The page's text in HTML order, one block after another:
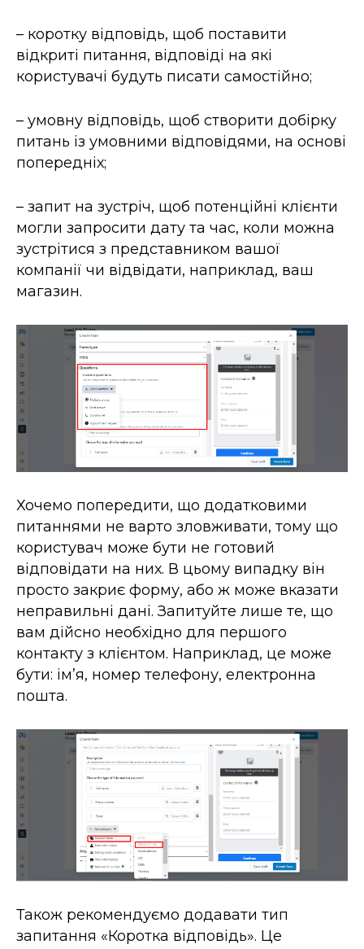
– коротку відповідь, щоб поставити
відкриті питання, відповіді на які
користувачі будуть писати самостійно;
– умовну відповідь, щоб створити добірку
питань із умовними відповідями, на основі
попередніх;
– запит на зустріч, щоб потенційні клієнти
могли запросити дату та час, коли можна
зустрітися з представником вашої
компанії чи відвідати, наприклад, ваш
магазин.
Хочемо попередити, що додатковими
питаннями не варто зловживати, тому що
користувач може бути не готовий
відповідати на них. В цьому випадку він
просто закриє форму, або ж може вказати
неправильні дані. Запитуйте лише те, що
вам дійсно необхідно для першого
контакту з клієнтом. Наприклад, це може
бути: імʼя, номер телефону, електронна
пошта.
Також рекомендуємо додавати тип
запитання «Коротка відповідь». Це